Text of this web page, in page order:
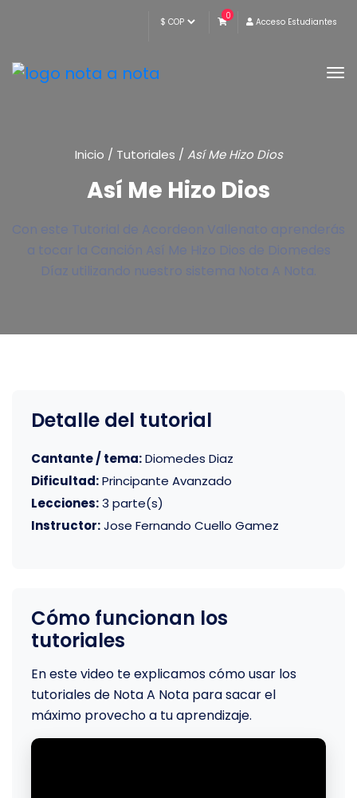
0
Acceso Estudiantes
Inicio / Tutoriales / Así Me Hizo Dios
Así Me Hizo Dios
Con este Tutorial de Acordeon Vallenato aprenderás
a tocar la Canción Así Me Hizo Dios de Diomedes
Díaz utilizando nuestro sistema Nota A Nota.
Detalle del tutorial
Cantante / tema:Diomedes Diaz
Dificultad:Principante Avanzado
Lecciones:3 parte(s)
Instructor:Jose Fernando Cuello Gamez
Cómo funcionan los
tutoriales
En este video te explicamos cómo usar los
tutoriales de Nota A Nota para sacar el
máximo provecho a tu aprendizaje.